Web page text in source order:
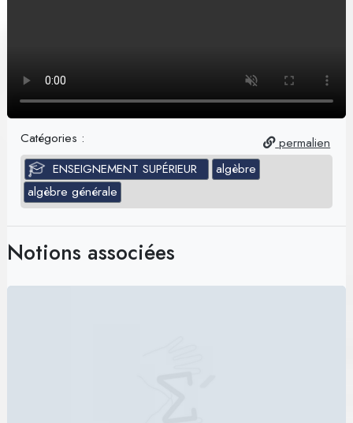
permalien
Catégories :
ENSEIGNEMENT SUPÉRIEUR
algèbre
algèbre générale
Notions associées